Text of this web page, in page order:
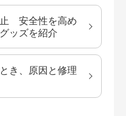
止 安全性を高め
ッズを紹介
き、原因と修理